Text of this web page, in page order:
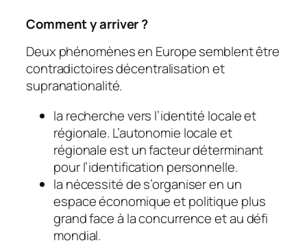
Comment y arriver ?
Deux phénomènes en Europe semblent être
contradictoires décentralisation et
supranationalité.
la recherche vers l’identité locale et
régionale. L’autonomie locale et
régionale est un facteur déterminant
pour l’identification personnelle.
la nécessité de s’organiser en un
espace économique et politique plus
grand face à la concurrence et au défi
mondial.